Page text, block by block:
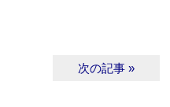
次の記事 »